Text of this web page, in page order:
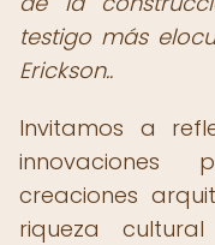
testigo más
Erickson..
Invitamos a
innovaciones
creaciones
riqueza